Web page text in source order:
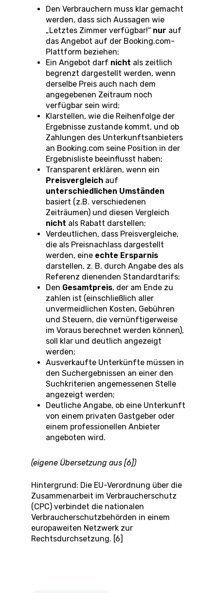
Den Verbrauchern muss klar gemacht
werden, dass sich Aussagen wie
„Letztes Zimmer verfügbar!“ nur auf
das Angebot auf der Booking.com-
Plattform beziehen;
Ein Angebot darf nicht als zeitlich
begrenzt dargestellt werden, wenn
derselbe Preis auch nach dem
angegebenen Zeitraum noch
verfügbar sein wird;
Klarstellen, wie die Reihenfolge der
Ergebnisse zustande kommt, und ob
Zahlungen des Unterkunftsanbieters
an Booking.com seine Position in der
Ergebnisliste beeinflusst haben;
Transparent erklären, wenn ein
Preisvergleich auf
unterschiedlichen Umständen
basiert (z.B. verschiedenen
Zeiträumen) und diesen Vergleich
nicht als Rabatt darstellen;
Verdeutlichen, dass Preisvergleiche,
die als Preisnachlass dargestellt
werden, eine echte Ersparnis
darstellen, z. B. durch Angabe des als
Referenz dienenden Standardtarifs;
Den Gesamtpreis, der am Ende zu
zahlen ist (einschließlich aller
unvermeidlichen Kosten, Gebühren
und Steuern, die vernünftigerweise
im Voraus berechnet werden können),
soll klar und deutlich angezeigt
werden;
Ausverkaufte Unterkünfte müssen in
den Suchergebnissen an einer den
Suchkriterien angemessenen Stelle
angezeigt werden;
Deutliche Angabe, ob eine Unterkunft
von einem privaten Gastgeber oder
einem professionellen Anbieter
angeboten wird.
(eigene Übersetzung aus [6])
Hintergrund: Die EU-Verordnung über die
Zusammenarbeit im Verbraucherschutz
(CPC) verbindet die nationalen
Verbraucherschutzbehörden in einem
europaweiten Netzwerk zur
Rechtsdurchsetzung. [6]